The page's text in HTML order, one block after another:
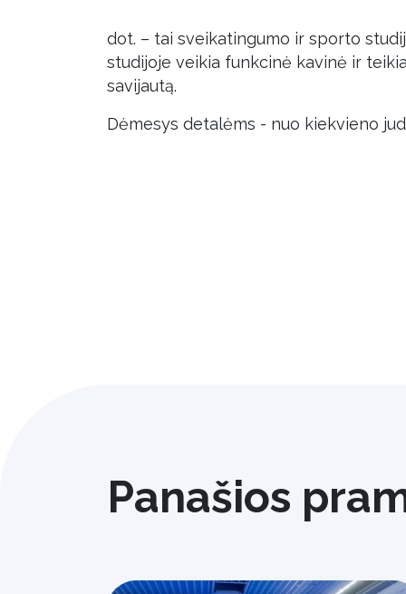
dot. – tai sveikatingumo ir sporto
studijoje veikia funkcinė kavinė ir
savijautą.
Dėmesys detalėms - nuo kiekvieno
Panašios